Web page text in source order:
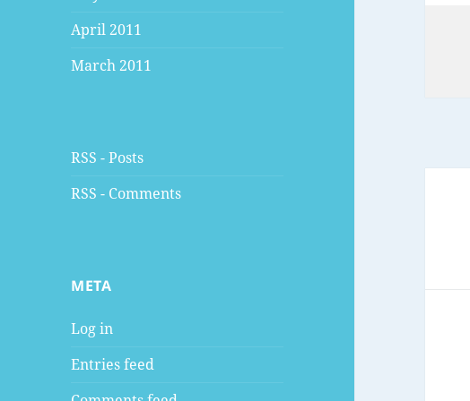
April 2011
March 2011
RSS - Posts
RSS - Comments
META
Log in
Entries feed